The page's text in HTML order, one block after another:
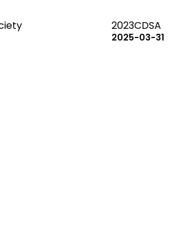
2023CDSA
2025-03-31